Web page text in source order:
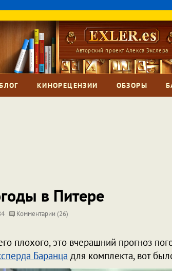
Авторский проект Алекса Экслера
КИНОРЕЦЕНЗИИ ОБЗОРЫ
в Питере
Комментарии (26)
плохого, это вчерашний прогноз
Баранца для комплекта, вот